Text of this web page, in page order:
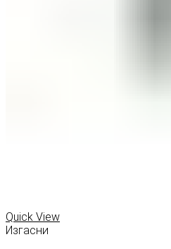
Quick View
Изгасни